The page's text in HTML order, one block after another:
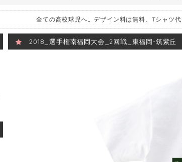
全ての高校球児へ。デザイン料は無料、Tシャツ
2018_選手権南福岡大会_2回戦_東福岡-筑紫丘